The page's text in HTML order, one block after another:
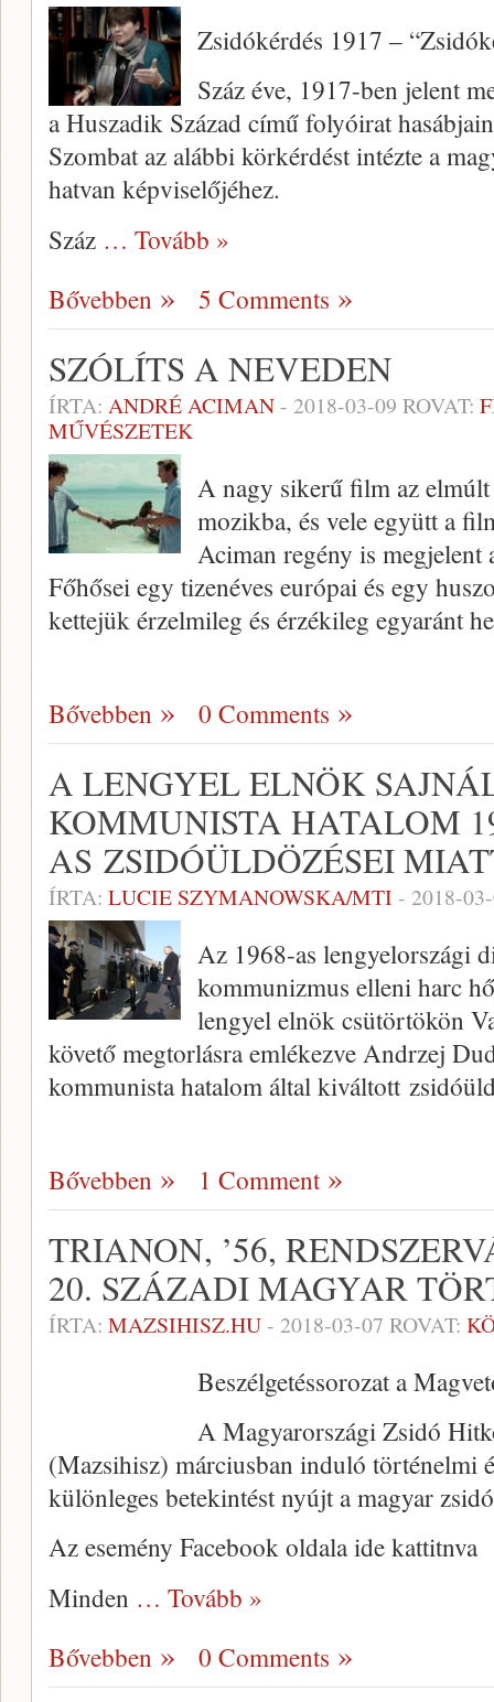
Zsidókérdés 1917 –
Száz éve, 1917-ben jelent
a Huszadik Század című folyóirat
Szombat az alábbi körkérdést intézte a
hatvan képviselőjéhez.
Száz … Tovább »
Bővebben
5 Comments
SZÓLÍTS A NEVEDEN
ÍRTA: ANDRÉ ACIMAN- 2018-03-09 ROVAT:
MŰVÉSZETEK
A nagy sikerű film az
mozikba, és vele együtt a
Aciman regény is
Főhősei egy tizenéves európai és egy
kettejük érzelmileg és érzékileg egyaránt
Bővebben 0 Comments
A LENGYEL ELNÖK
KOMMUNISTA HATALOM
AS ZSIDÓÜLDÖZÉSEI
ÍRTA: LUCIE SZYMANOWSKA/MTI - 2018-
Az 1968-as lengyelországi
kommunizmus elleni harc
lengyel elnök csütörtökön
követő megtorlásra emlékezve Andrzej
kommunista hatalom által kiváltott
Bővebben 1 Comment
TRIANON, ’56,
20. SZÁZADI MAGYAR
ÍRTA: MAZSIHISZ.HU- 2018-03-07 ROVAT:
Beszélgetéssorozat a
A Magyarországi Zsidó
(Mazsihisz) márciusban induló történelmi
különleges betekintést nyújt a magyar
Az esemény Facebook oldala ide kattitnva
Minden … Tovább »
Bővebben
0 Comments